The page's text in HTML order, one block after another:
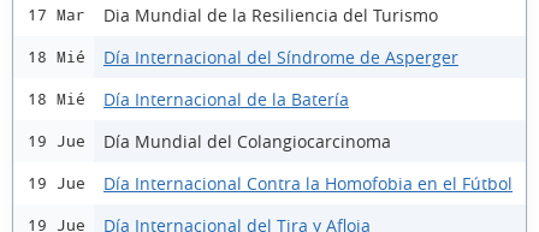
17 Mar Dia Mundial de la Resiliencia del Turismo
18 Mié Día Internacional del Síndrome de Asperger
18 Mié Día Internacional de la Batería
19 Jue Día Mundial del Colangiocarcinoma
19 Jue Día Internacional Contra la Homofobia en el Fútbol
19 Jue Día Internacional del Tira y Afloja